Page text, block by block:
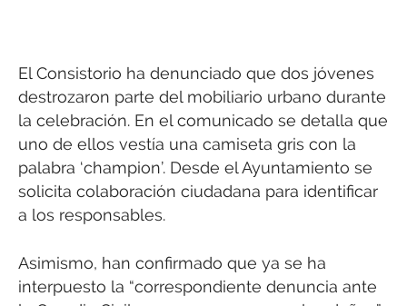
El Consistorio ha denunciado que dos jóvenes
destrozaron parte del mobiliario urbano durante
la celebración. En el comunicado se detalla que
uno de ellos vestía una camiseta gris con la
palabra ‘champion’. Desde el Ayuntamiento se
solicita colaboración ciudadana para identificar
a los responsables.
Asimismo, han confirmado que ya se ha
interpuesto la “correspondiente denuncia ante